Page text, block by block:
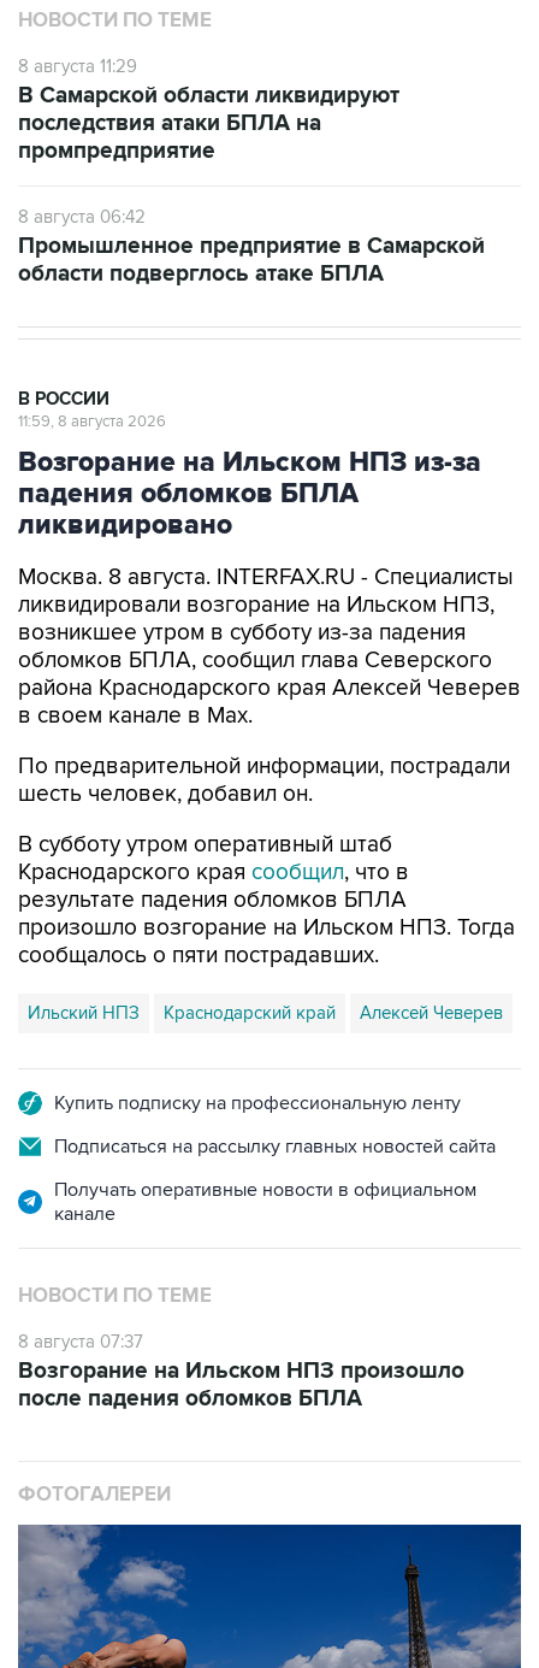
НОВОСТИ ПО ТЕМЕ
8 августа 11:29
В Самарской области ликвидируют
последствия атаки БПЛА на
промпредприятие
8 августа 06:42
Промышленное предприятие в Самарской
области подверглось атаке БПЛА
В РОССИИ
11:59, 8 августа 2026
Возгорание на Ильском НПЗ из-за
падения обломков БПЛА
ликвидировано
Москва. 8 августа. INTERFAX.RU - Специалисты
ликвидировали возгорание на Ильском НПЗ,
возникшее утром в субботу из-за падения
обломков БПЛА, сообщил глава Северского
района Краснодарского края Алексей Чеверев
в своем канале в Max.
По предварительной информации, пострадали
шесть человек, добавил он.
В субботу утром оперативный штаб
Краснодарского края сообщил, что в
результате падения обломков БПЛА
произошло возгорание на Ильском НПЗ. Тогда
сообщалось о пяти пострадавших.
Ильский НПЗ Краснодарский край Алексей Чеверев
Купить подписку на профессиональную ленту
Подписаться на рассылку главных новостей сайта
Получать оперативные новости в официальном
канале
НОВОСТИ ПО ТЕМЕ
8 августа 07:37
Возгорание на Ильском НПЗ произошло
после падения обломков БПЛА
ФОТОГАЛЕРЕИ